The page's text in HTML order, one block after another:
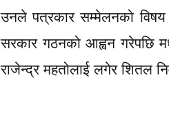
उनले पत्रकार सम्मेलनको विषय
सरकार गठनको आह्वन गरेपछि
राजेन्द्र महतोलाई लगेर शितल